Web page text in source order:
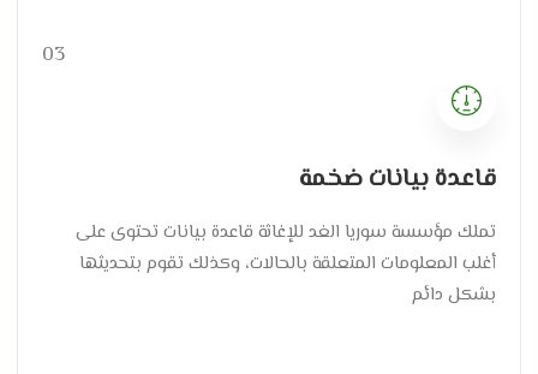
03
قاعدة بيانات ضخمة
تملك مؤسسة سوريا الغد للإغاثة قاعدة بيانات تحتوى على
أغلب المعلومات المتعلقة بالحالات، وكذلك تقوم بتحديثها
بشكل دائم